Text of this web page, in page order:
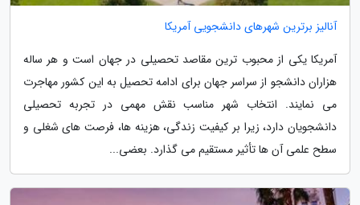
آنالیز برترین شهرهای دانشجویی آمریکا
آمریکا یکی از محبوب ترین مقاصد تحصیلی در جهان است و هر ساله
هزاران دانشجو از سراسر جهان برای ادامه تحصیل به این کشور مهاجرت
می نمایند. انتخاب شهر مناسب نقش مهمی در تجربه تحصیلی
دانشجویان دارد، زیرا بر کیفیت زندگی، هزینه ها، فرصت های شغلی و
سطح علمی آن ها تأثیر مستقیم می گذارد. بعضی...